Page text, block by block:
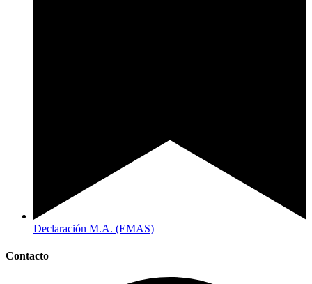
Declaración M.A. (EMAS)
Contacto